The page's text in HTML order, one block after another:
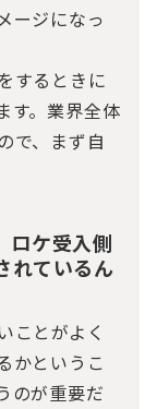
ージになっ
するときに
す。業界全体
で、まず自
ロケ受入側
れているん
ことがよく
かというこ
のが重要だ